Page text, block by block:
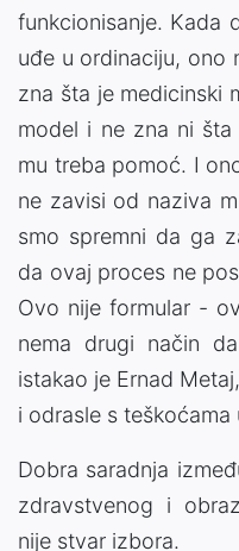
funkcionisanje. Kada
uđe u ordinaciju, ono
zna šta je medicinski
model i ne zna ni
mu treba pomoć. I
ne zavisi od naziva
smo spremni da ga
da ovaj proces ne
Ovo nije formular -
nema drugi način
istakao je Ernad
i odrasle s teškoćama
Dobra saradnja
zdravstvenog i
nije stvar izbora.